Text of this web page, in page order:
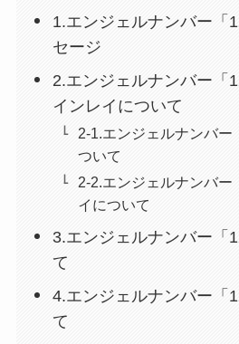
1.エンジェルナンバー「
セージ
2.エンジェルナンバー「
インレイについて
2-1.エンジェルナンバー
ついて
2-2.エンジェルナンバー
イについて
3.エンジェルナンバー「
て
4.エンジェルナンバー「
て